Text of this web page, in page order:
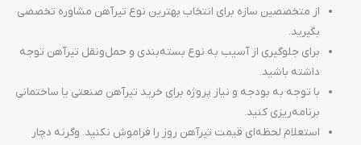
از متخصصین سازه برای انتخاب بهترین نوع تیرآهن مشاوره تخصصی
بگیرید.
برای جلوگیری از آسیب به نوع بسته‌بندی و حمل‌ونقل تیرآهن توجه
داشته باشید.
با توجه به بودجه و نیاز پروژه برای خرید تیرآهن صنعتی یا ساختمانی
برنامه‌ریزی کنید.
استعلام لحظه‌ای قیمت تیرآهن روز را فراموش نکنید. وگرنه دچار